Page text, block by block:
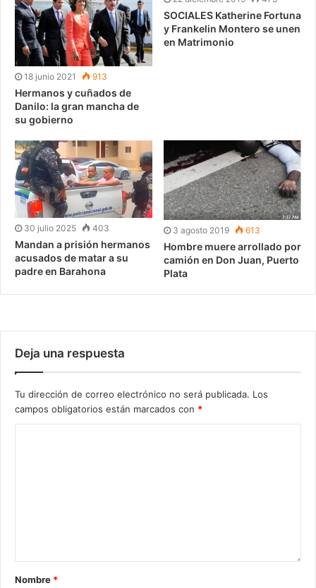
18 junio 2021 913
Hermanos y cuñados de
Danilo: la gran mancha de
su gobierno
SOCIALES Katherine Fortuna
y Frankelin Montero se unen
en Matrimonio
30 julio 2025 403
Mandan a prisión hermanos
acusados de matar a su
padre en Barahona
3 agosto 2019 613
Hombre muere arrollado por
camión en Don Juan, Puerto
Plata
Deja una respuesta
Tu dirección de correo electrónico no será publicada. Los
campos obligatorios están marcados con *
Nombre *